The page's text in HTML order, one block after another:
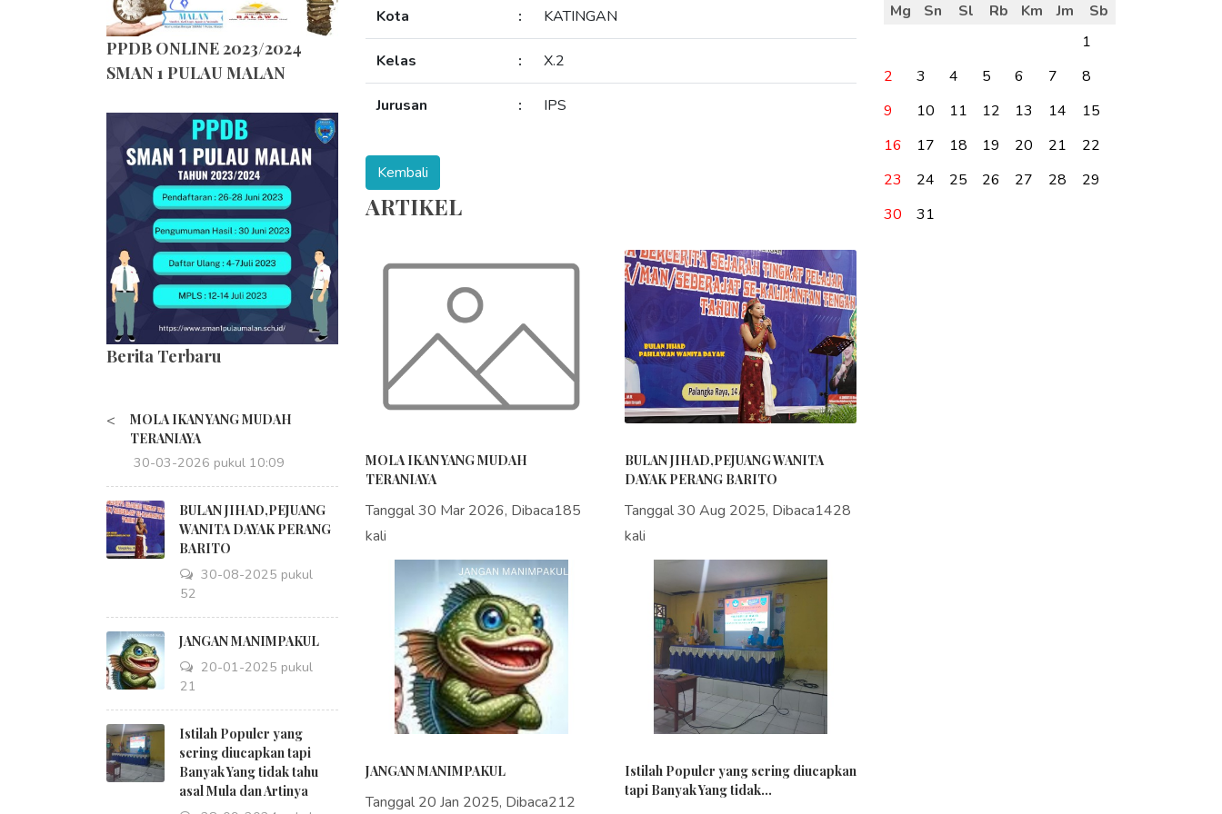
PPDB ONLINE 2023/2024
SMAN 1 PULAU MALAN
Berita Terbaru
<
MOLA IKAN YANG MUDAH
TERANIAYA
30-03-2026 pukul 10:09
BULAN JIHAD,PEJUANG
WANITA DAYAK PERANG
BARITO
30-08-2025 pukul
18:52
JANGAN MANIMPAKUL
20-01-2025 pukul
09:21
Istilah Populer yang
sering diucapkan tapi
Banyak Yang tidak tahu
asal Mula dan Artinya
Kota : KATINGAN
Kelas : X.2
Jurusan : IPS
ARTIKEL
MOLA IKAN YANG MUDAH
TERANIAYA
Tanggal 30 Mar 2026, Dibaca185
kali
BULAN JIHAD,PEJUANG WANITA
DAYAK PERANG BARITO
Tanggal 30 Aug 2025, Dibaca1428
kali
JANGAN MANIMPAKUL
Tanggal 20 Jan 2025, Dibaca212
Istilah Populer yang sering diucapkan
tapi Banyak Yang tidak...
Mg Sn Sl Rb Km Jm
Sb
1
2
3 4 5 6 7
8
9
10 11 12 13 14
15
16
17 18 19 20 21
22
23
24 25 26 27 28
29
30
31